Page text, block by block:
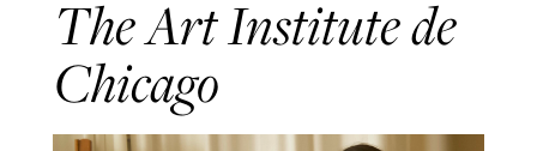
The Art Institute de
Chicago